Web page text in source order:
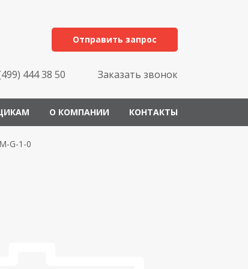
Отправить запрос
444 38 50 Заказать звонок
О КОМПАНИИ КОНТАКТЫ
G-1-0